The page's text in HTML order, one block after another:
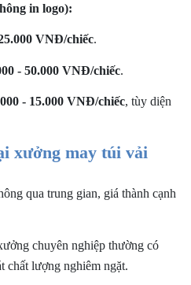
in logo):
VNĐ/chiếc.
- 50.000 VNĐ/chiếc.
- 15.000 VNĐ/chiếc, tùy diện
xưởng may túi vải
qua trung gian, giá thành cạnh
chuyên nghiệp thường có
chất lượng nghiêm ngặt.